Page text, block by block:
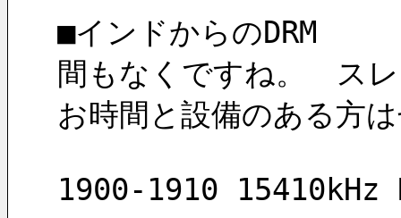
■インドからのDRM
間もなくですね。　ス
お時間と設備のある方
1900-1910 15410kHz